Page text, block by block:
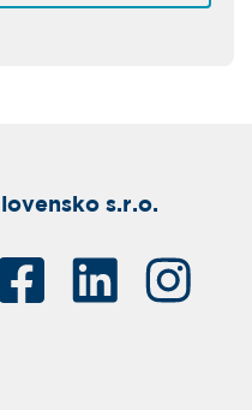
s.r.o.